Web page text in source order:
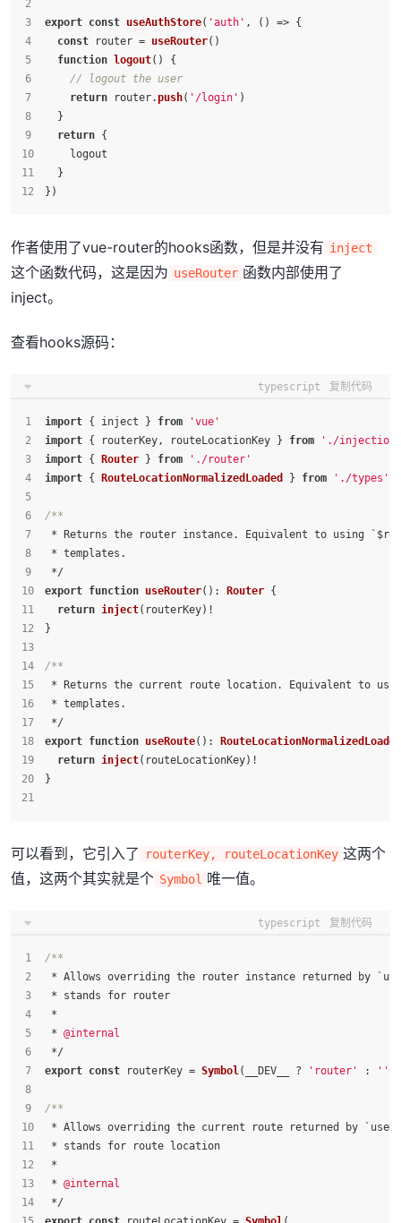
export const useAuthStore( 'auth' , () => {
const router = useRouter()
function
logout( ) {
// logout the user
return router.push( '/login' )
  }
return {
    logout
  }
})
作者使用了vue-router的hooks函数，但是并没有 inject
这个函数代码，这是因为 useRouter 函数内部使用了
inject。
查看hooks源码：
typescript 复制代码
import { inject } from
'vue'
import { routerKey, routeLocationKey } from
'./
import { Router } from
'./router'
import { RouteLocationNormalizedLoaded } from './types'
/**
* Returns the router instance. Equivalent to using
* templates.
*/
export function useRouter( ): Router {
return inject(routerKey)!
}
/**
* Returns the current route location. Equivalent to
* templates.
*/
export function useRoute( ):
RouteLocationNormalizedLoaded
return inject(routeLocationKey)!
}
可以看到，它引入了 routerKey, routeLocationKey 这两个
值，这两个其实就是个 Symbol 唯一值。
typescript 复制代码
/**
* Allows overriding the router instance returned by
* stands for router
*
* @internal
*/
export const routerKey = Symbol(__DEV__ ? 'router' : ''
/**
* Allows overriding the current route returned by
* stands for route location
*
* @internal
*/